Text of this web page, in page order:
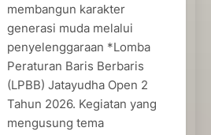
membangun karakter
generasi muda melalui
penyelenggaraan *Lomba
Peraturan Baris Berbaris
(LPBB) Jatayudha Open 2
Tahun 2026. Kegiatan yang
mengusung tema